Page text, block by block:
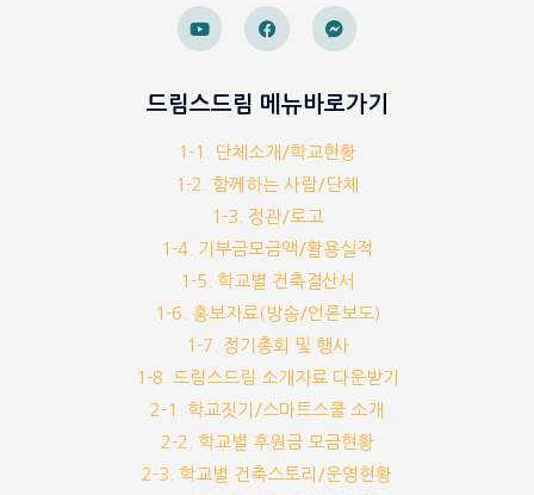
드림스드림 메뉴바로가기
1-1. 단체소개/학교현황
1-2. 함께하는 사람/단체
1-3. 정관/로고
1-4. 기부금모금액/활용실적
1-5. 학교별 건축결산서
1-6. 홍보자료(방송/언론보도)
1-7. 정기총회 및 행사
1-8. 드림스드림 소개자료 다운받기
2-1. 학교짓기/스마트스쿨 소개
2-2. 학교별 후원금 모금현황
2-3. 학교별 건축스토리/운영현황